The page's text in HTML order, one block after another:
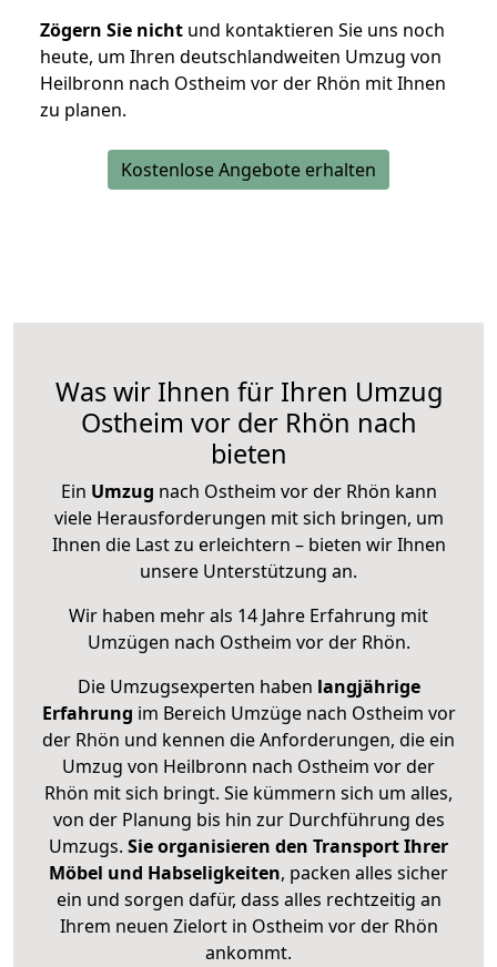
Zögern Sie nicht und kontaktieren Sie uns noch
heute, um Ihren deutschlandweiten Umzug von
Heilbronn nach Ostheim vor der Rhön mit Ihnen
zu planen.
Kostenlose Angebote erhalten
Was wir Ihnen für Ihren Umzug
Ostheim vor der Rhön nach
bieten
Ein Umzug nach Ostheim vor der Rhön kann
viele Herausforderungen mit sich bringen, um
Ihnen die Last zu erleichtern – bieten wir Ihnen
unsere Unterstützung an.
Wir haben mehr als 14 Jahre Erfahrung mit
Umzügen nach Ostheim vor der Rhön.
Die Umzugsexperten haben langjährige
Erfahrung im Bereich Umzüge nach Ostheim vor
der Rhön und kennen die Anforderungen, die ein
Umzug von Heilbronn nach Ostheim vor der
Rhön mit sich bringt. Sie kümmern sich um alles,
von der Planung bis hin zur Durchführung des
Umzugs. Sie organisieren den Transport Ihrer
Möbel und Habseligkeiten, packen alles sicher
ein und sorgen dafür, dass alles rechtzeitig an
Ihrem neuen Zielort in Ostheim vor der Rhön
ankommt.